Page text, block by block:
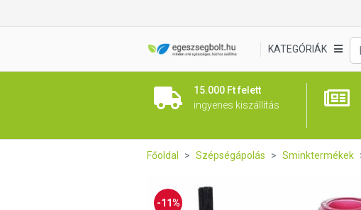
KATEGÓRIÁK
15.000 Ft felett
ingyenes kiszállítás
Főoldal Szépségápolás Sminktermékek
-11%